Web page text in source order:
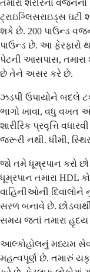
તમારા શરીરના
ટ્રાઇગ્લિસરાઇડ્સ
શકે છે. 200 પાઉન્ડ
પાઉન્ડ છે. આ ફેરફારો
પેટની આસપાસ, તમારા
છે તેને અસર કરે છે.
ઝડપી ઉપાયોને બદલે
ભાગો ખાવા, વધુ વખત
શારીરિક પ્રવૃત્તિ
જરૂરી નથી. ધીમી,
જો તમે ધૂમ્રપાન કરો
ધૂમ્રપાન તમારા HDL
વાહિનીઓની
સરળ બનાવે છે.
સમય જતાં તમારા હૃદય
આલ્કોહોલનું મધ્યમ
મહત્વપૂર્ણ છે. તમારું